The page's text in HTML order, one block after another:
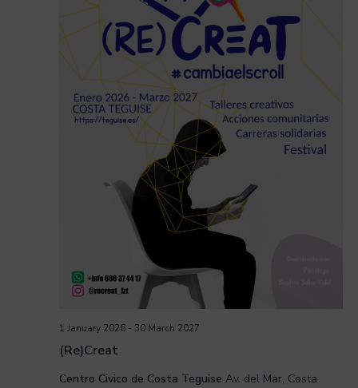
(Re)Creat
1 January 2026- 30 March 2027
Centro Civico de Costa Teguise Av. del Mar, Costa